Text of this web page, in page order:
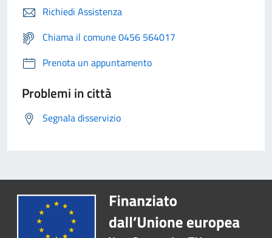
Richiedi Assistenza
Chiama il comune 0456 564017
Prenota un appuntamento
Problemi in città
Segnala disservizio